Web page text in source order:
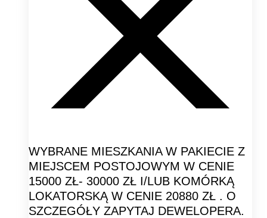
WYBRANE MIESZKANIA W PAKIECIE Z
MIEJSCEM POSTOJOWYM W CENIE
15000 ZŁ- 30000 ZŁ I/LUB KOMÓRKĄ
LOKATORSKĄ W CENIE 20880 ZŁ . O
SZCZEGÓŁY ZAPYTAJ DEWELOPERA.